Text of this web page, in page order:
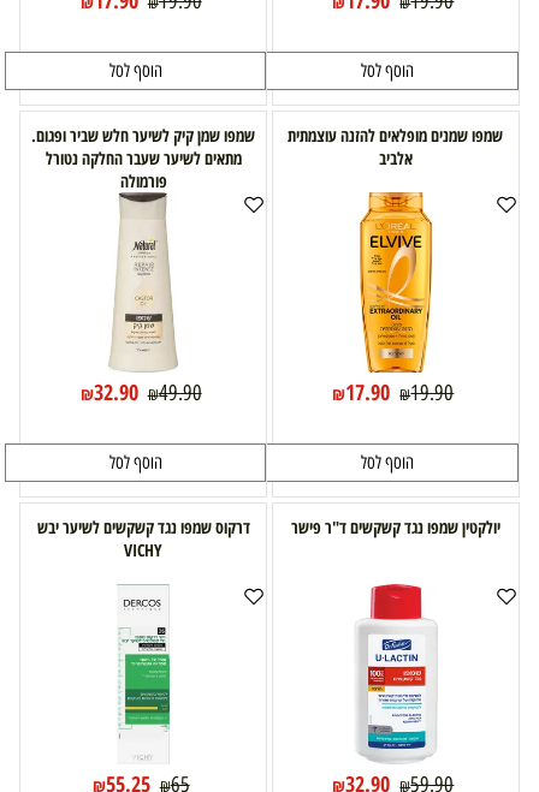
הוסף לסל הוסף לסל
שמפו שמנים מופלאים להזנה עוצמתית
אלביב
₪19.90
₪17.90
הוסף לסל
שמפו שמן קיק לשיער חלש שביר ופגום.
מתאים לשיער שעבר החלקה נטורל
פורמולה
₪49.90
₪32.90
הוסף לסל
יולקטין שמפו נגד קשקשים ד"ר פישר
₪59.90
₪32.90
דרקוס שמפו נגד קשקשים לשיער יבש
VICHY
₪65
₪55.25